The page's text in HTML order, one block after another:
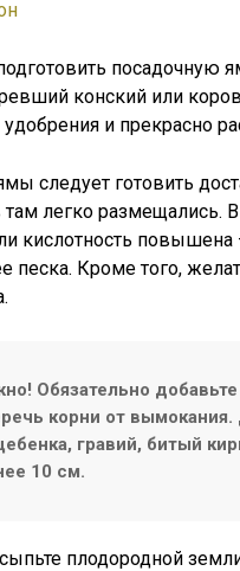
посадочную
конский или
и прекрасно
следует готовить
легко размещались.
кислотность
песка. Кроме того,
Обязательно
корни от
гравий, битый
10 см.
плодородной